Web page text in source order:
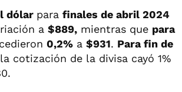
dólar para finales de abril 2024
a $889, mientras que para
cedieron 0,2% a $931. Para fin de
cotización de la divisa cayó 1%